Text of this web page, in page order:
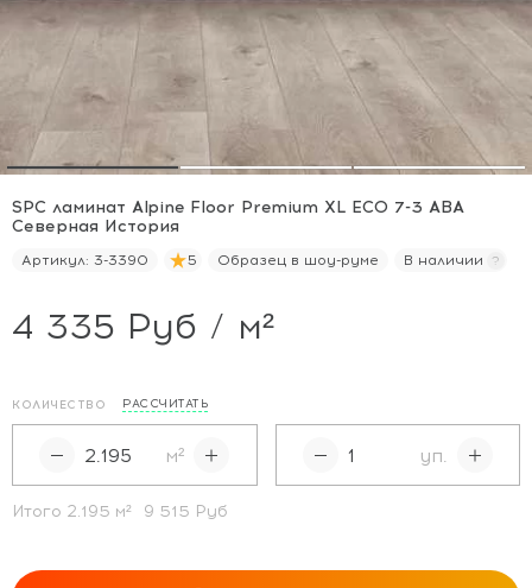
SPC ламинат Alpine Floor Premium XL ECO 7-3 ABA
Северная История
Артикул: 3-3390 5 Образец в шоу-руме В наличии
4 335 Руб / м²
КОЛИЧЕСТВО РАССЧИТАТЬ
м² уп.
Итого 2.195 м² 9 515 Руб